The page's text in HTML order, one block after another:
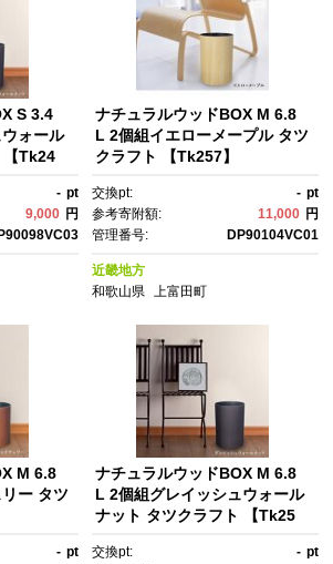
S 3.4
ォール
【Tk24
- pt
9,000 円
ナチュラルウッドBOX M 6.8
L 2個組イエローメープル タツ
クラフト 【Tk257】
交換pt: - pt
参考寄附額:
11,000 円
管理番号:
DP90104VC01
近畿地方
和歌山県 上富田町
M 6.8
ー タツ
- pt
ナチュラルウッドBOX M 6.8
L 2個組グレイッシュウォール
ナット タツクラフト 【Tk25
交換pt: - pt